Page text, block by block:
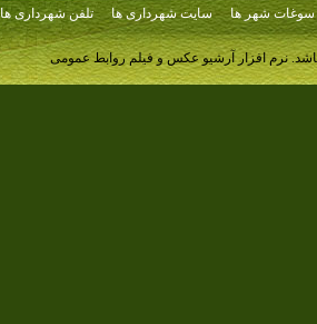
سوغات شهر ها سایت شهرداری ها تلفن شهرداری ها
نرم افزار آرشیو عکس و فیلم روابط عمومی